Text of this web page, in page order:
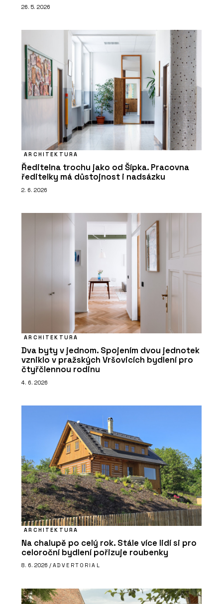
26. 5. 2026
ARCHITEKTURA
Ředitelna trochu jako od Šípka. Pracovna
ředitelky má důstojnost i nadsázku
2. 6. 2026
ARCHITEKTURA
Dva byty v jednom. Spojením dvou jednotek
vzniklo v pražských Vršovicích bydlení pro
čtyřčlennou rodinu
4. 6. 2026
ARCHITEKTURA
Na chalupě po celý rok. Stále více lidí si pro
celoroční bydlení pořizuje roubenky
8. 6. 2026 / ADVERTORIAL